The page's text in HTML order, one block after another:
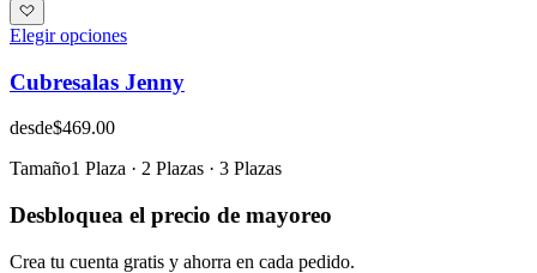
Elegir opciones
Cubresalas Jenny
desde$469.00
Tamaño1 Plaza · 2 Plazas · 3 Plazas
Desbloquea el precio de mayoreo
Crea tu cuenta gratis y ahorra en cada pedido.